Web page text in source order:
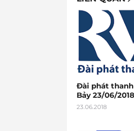
Đài phát
Bảy 23/06/2018
23.06.2018